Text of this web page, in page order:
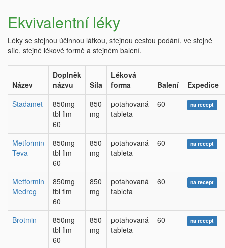
Ekvivalentní léky
Léky se stejnou účinnou látkou, stejnou cestou podání, ve stejné
síle, stejné lékové formě a stejném balení.
Název
Doplněk
názvu
Síla
Léková
forma
Balení
Expedice
Stadamet
850mg
tbl flm
60
850
mg
potahovaná
tableta
60 na recept
Metformin
Teva
850mg
tbl flm
60
850
mg
potahovaná
tableta
60 na recept
Metformin
Medreg
850mg
tbl flm
60
850
mg
potahovaná
tableta
60 na recept
Brotmin
850mg
tbl flm
60
850
mg
potahovaná
tableta
60 na recept